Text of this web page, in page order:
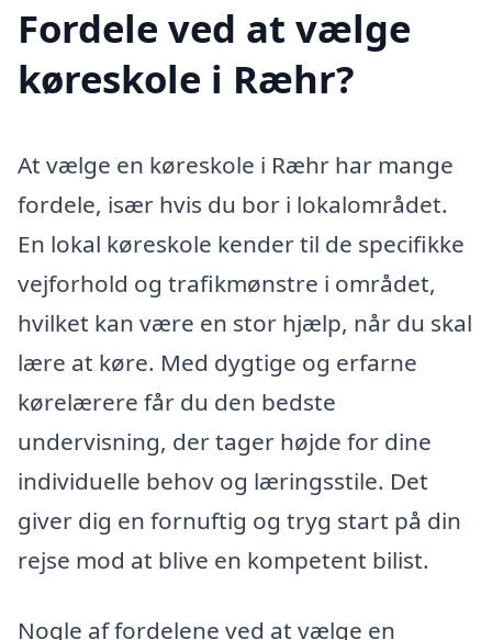
Fordele ved at vælge
køreskole i Ræhr?
At vælge en køreskole i Ræhr har mange
fordele, især hvis du bor i lokalområdet.
En lokal køreskole kender til de specifikke
vejforhold og trafikmønstre i området,
hvilket kan være en stor hjælp, når du skal
lære at køre. Med dygtige og erfarne
kørelærere får du den bedste
undervisning, der tager højde for dine
individuelle behov og læringsstile. Det
giver dig en fornuftig og tryg start på din
rejse mod at blive en kompetent bilist.
Nogle af fordelene ved at vælge en